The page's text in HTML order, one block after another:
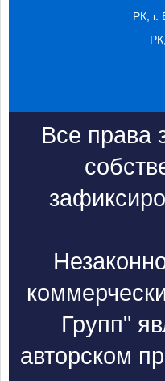
РК, г.
Все права
Групп"
авторском